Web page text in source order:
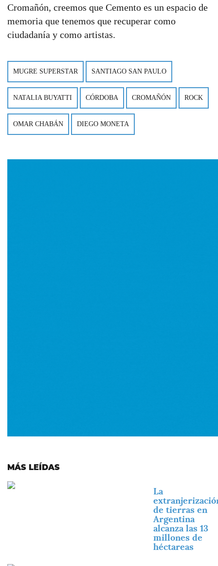
Cromañón, creemos que Cemento es un espacio de
memoria que tenemos que recuperar como
ciudadanía y como artistas.
MUGRE SUPERSTAR SANTIAGO SAN PAULO
NATALIA BUYATTI CÓRDOBA CROMAÑÓN ROCK
OMAR CHABÁN DIEGO MONETA
MÁS LEÍDAS
Imagen
La
de tierras en
Argentina
alcanza las 13
millones de
héctareas